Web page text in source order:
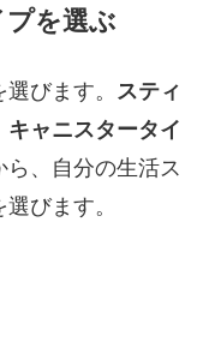
を選ぶ
びます。 スティ
キャニスタータイ
ら、自分の生活ス
びます。